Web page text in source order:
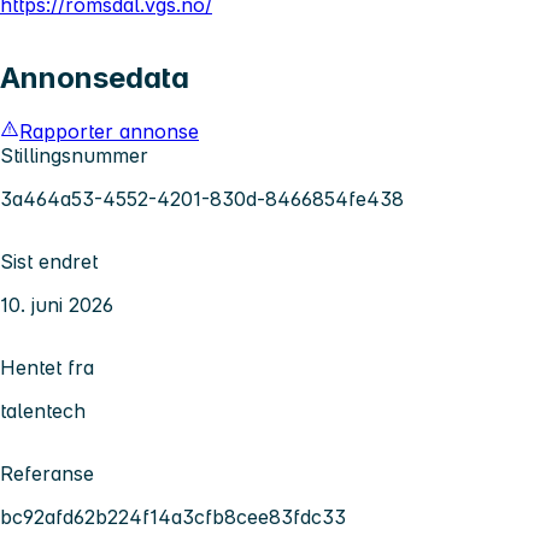
Annonsedata
Rapporter annonse
Stillingsnummer
3a464a53-4552-4201-830d-8466854fe438
Sist endret
10. juni 2026
Hentet fra
talentech
Referanse
bc92afd62b224f14a3cfb8cee83fdc33